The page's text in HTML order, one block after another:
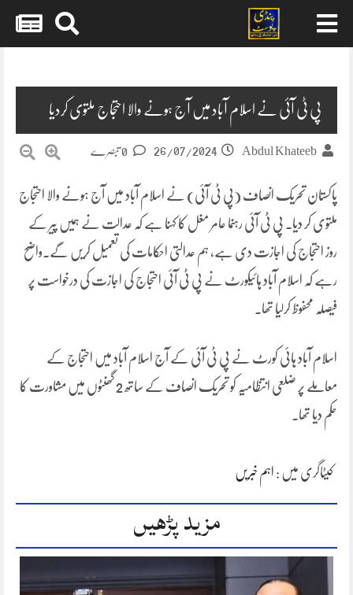
پی ٹی آئی نے اسلام آباد میں آج ہونے والا احتجاج ملتوی کردیا
Abdul Khateeb
26/07/2024
پاکستان تحریک انصاف (پی ٹی آئی) نے اسلام آباد میں آج ہونے والا احتجاج
ملتوی کر دیا۔ پی ٹی آئی رہنما عامر مغل کا کہنا ہے کہ عدالت نے ہمیں پیر کے
روز احتجاج کی اجازت دی ہے، ہم عدالتی احکامات کی تعمیل کریں گے۔واضح
رہے کہ اسلام آباد ہائیکورٹ نے پی ٹی آئی احتجاج کی اجازت کی درخواست پر
فیصلہ محفوظ کرلیا تھا۔
اسلام آباد ہائی کورٹ نے پی ٹی آئی کے آج اسلام آباد میں احتجاج کے
معاملے پر ضلعی انتظامیہ کو تحریک انصاف کے ساتھ 2 گھنٹوں میں مشاورت کا
حکم دیا تھا۔
کیٹاگری میں : اہم خبریں
مزید پڑھیں